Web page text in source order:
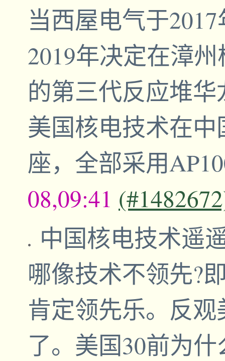
当西屋电气于
2019年决定在漳
的第三代反应堆
美国核电技术在
座，全部采用
08,09:41
中国核电技术遥
哪像技术不领先?
肯定领先乐。反
了。美国30前为